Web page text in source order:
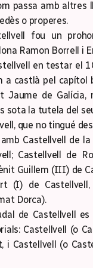
passa amb altres
o properes.
fou un
Ramon Borrell i
en testar el
a castlà pel capítol
Jaume de Galícia,
sota la tutela del
que no tingué
Castellvell de
Castellvell de
Guillem (III) de
(I) de
Dorca).
de Castellvell
Castellvell (o
i Castellvell (o